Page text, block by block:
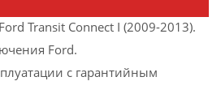
Transit Connect I (2009-2013).
Ford.
с гарантийным